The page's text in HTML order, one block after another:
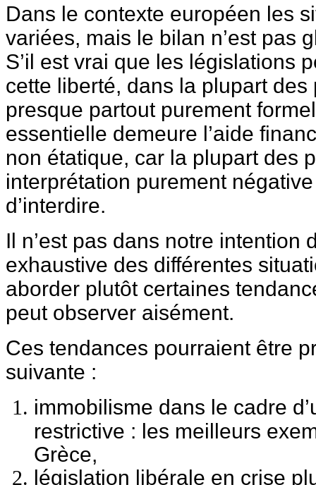
Dans le contexte européen les
variées, mais le bilan n’est pas
S’il est vrai que les législations
cette liberté, dans la plupart des
presque partout purement
essentielle demeure l’aide
non étatique, car la plupart des
interprétation purement
d’interdire.
Il n’est pas dans notre intention
exhaustive des différentes
aborder plutôt certaines
peut observer aisément.
Ces tendances pourraient être
suivante :
immobilisme dans le cadre
restrictive : les meilleurs
Grèce,
législation libérale en crise